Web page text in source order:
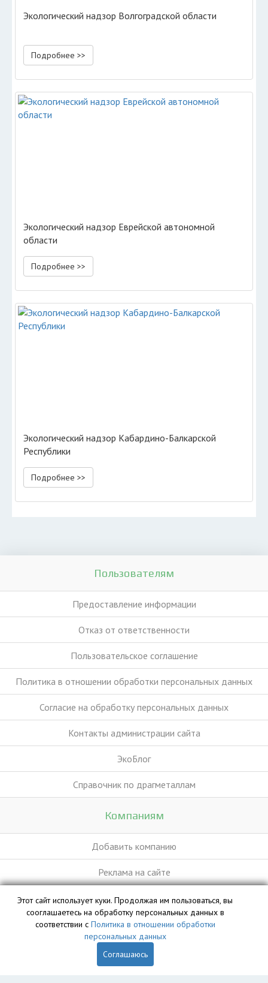
Экологический надзор Волгоградской области
Подробнее >>
Экологический надзор Еврейской автономной
области
Подробнее >>
Экологический надзор Кабардино-Балкарской
Республики
Подробнее >>
Пользователям
Предоставление информации
Отказ от ответственности
Пользовательское соглашение
Политика в отношении обработки персональных данных
Согласие на обработку персональных данных
Контакты администрации сайта
ЭкоБлог
Справочник по драгметаллам
Компаниям
Добавить компанию
Реклама на сайте
База данных сайта vyvoz.org является интеллектуальной
собственностью ООО «Профит» и охраняется законом.
Этот сайт использует куки. Продолжая им пользоваться, вы
сооглашаетесь на обработку персональных данных в
соответствии с Политика в отношении обработки
персональных данных
Соглашаюсь